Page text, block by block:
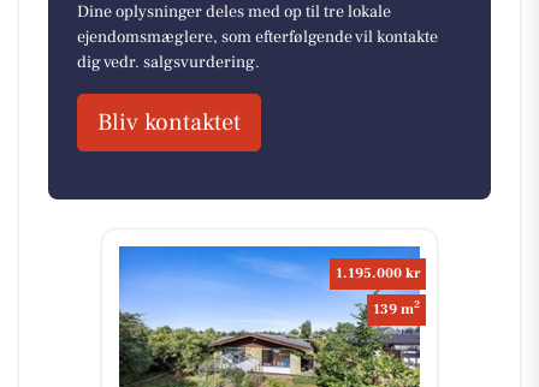
Dine oplysninger deles med op til tre lokale
ejendomsmæglere, som efterfølgende vil kontakte
dig vedr. salgsvurdering.
Bliv kontaktet
1.195.000 kr
139 m2